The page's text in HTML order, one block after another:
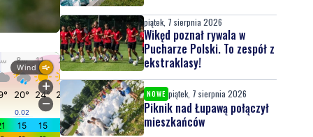
piątek, 7 sierpnia 2026
Wikęd poznał rywala w
Pucharze Polski. To zespół z
ekstraklasy!
NOWE piątek, 7 sierpnia 2026
Piknik nad Łupawą połączył
mieszkańców